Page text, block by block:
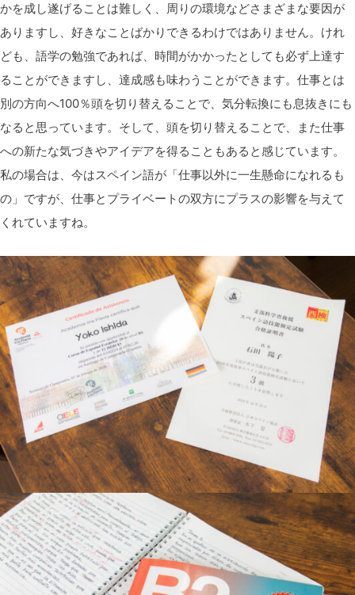
かを成し遂げることは難しく、周りの環境などさまざまな要因が
ありますし、好きなことばかりできるわけではありません。けれ
ども、語学の勉強であれば、時間がかかったとしても必ず上達す
ることができますし、達成感も味わうことができます。仕事とは
別の方向へ100％頭を切り替えることで、気分転換にも息抜きにも
なると思っています。そして、頭を切り替えることで、また仕事
への新たな気づきやアイデアを得ることもあると感じています。
私の場合は、今はスペイン語が「仕事以外に一生懸命になれるも
の」ですが、仕事とプライベートの双方にプラスの影響を与えて
くれていますね。